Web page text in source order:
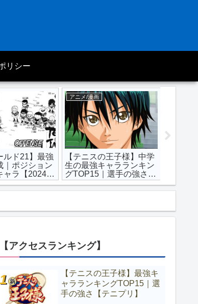
リシー
ルド21】最強
｜ポジション
ャラ【2024年
アニメ/漫画
【テニスの王子様】中学
生の最強キャラランキン
グTOP15｜選手の強さ
【テニプリ】
【アクセスランキング】
【テニスの王子様】最強キ
ャラランキングTOP15｜選
手の強さ【テニプリ】